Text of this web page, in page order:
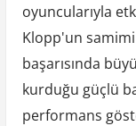
oyuncularıyla
Klopp'un
başarısında
kurduğu güçlü
performans